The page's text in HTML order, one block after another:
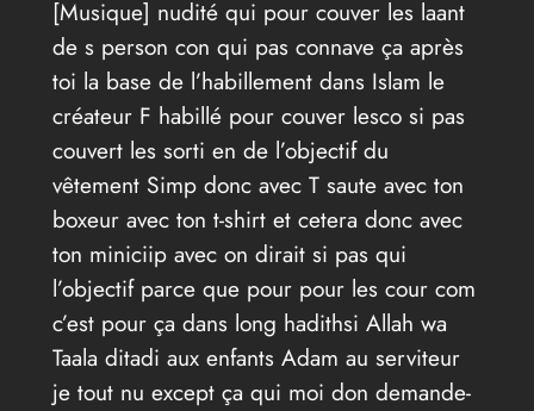
[Musique] nudité qui pour couver les laant
de s person con qui pas connave ça après
toi la base de l’habillement dans Islam le
créateur F habillé pour couver lesco si pas
couvert les sorti en de l’objectif du
vêtement Simp donc avec T saute avec ton
boxeur avec ton t-shirt et cetera donc avec
ton miniciip avec on dirait si pas qui
l’objectif parce que pour pour les cour com
c’est pour ça dans long hadithsi Allah wa
Taala ditadi aux enfants Adam au serviteur
je tout nu except ça qui moi don demande-